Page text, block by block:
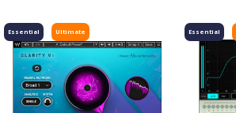
レコーディングを瞬時に、最高の忠
実度で
Ultimate
Essential Essential